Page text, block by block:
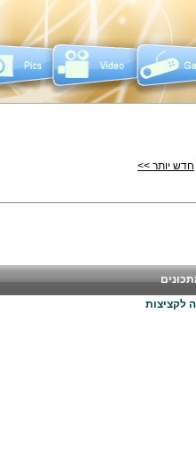
חדש יותר >>
לקציצות